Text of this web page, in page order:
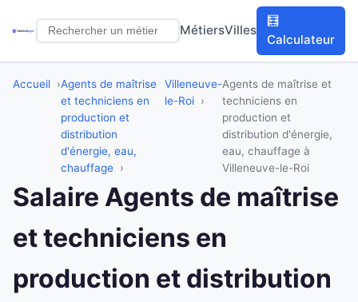
MétiersVilles
🧮
Calculateur
Accueil
Agents de maîtrise
et techniciens en
production et
distribution
d'énergie, eau,
chauffage
Villeneuve-
le-Roi
Agents de maîtrise et
techniciens en
production et
distribution d'énergie,
eau, chauffage à
Villeneuve-le-Roi
Salaire Agents de maîtrise
et techniciens en
production et distribution